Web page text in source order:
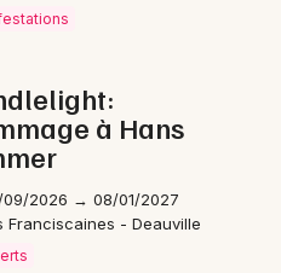
à Hans
09/2026 → 08/01/2027
Franciscaines - Deauville